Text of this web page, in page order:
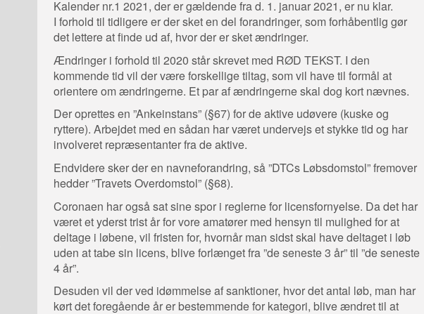
Kalender nr.1 2021, der er gældende fra d. 1. januar 2021, er nu klar.
I forhold til tidligere er der sket en del forandringer, som forhåbentlig gør
det lettere at finde ud af, hvor der er sket ændringer.
Ændringer i forhold til 2020 står skrevet med RØD TEKST. I den
kommende tid vil der være forskellige tiltag, som vil have til formål at
orientere om ændringerne. Et par af ændringerne skal dog kort nævnes.
Der oprettes en ”Ankeinstans” (§67) for de aktive udøvere (kuske og
ryttere). Arbejdet med en sådan har været undervejs et stykke tid og har
involveret repræsentanter fra de aktive.
Endvidere sker der en navneforandring, så ”DTCs Løbsdomstol” fremover
hedder ”Travets Overdomstol” (§68).
Coronaen har også sat sine spor i reglerne for licensfornyelse. Da det har
været et yderst trist år for vore amatører med hensyn til mulighed for at
deltage i løbene, vil fristen for, hvornår man sidst skal have deltaget i løb
uden at tabe sin licens, blive forlænget fra ”de seneste 3 år” til ”de seneste
4 år”.
Desuden vil der ved idømmelse af sanktioner, hvor det antal løb, man har
kørt det foregående år er bestemmende for kategori, blive ændret til at